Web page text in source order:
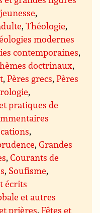
,
,Théologie,
modernes
contemporaines,
doctrinaux,
,Pères grecs,Pères
,
pratiques de
,
,Grandes
,Courants de
, Soufisme,
écrits
et autres
prières,Fêtes et